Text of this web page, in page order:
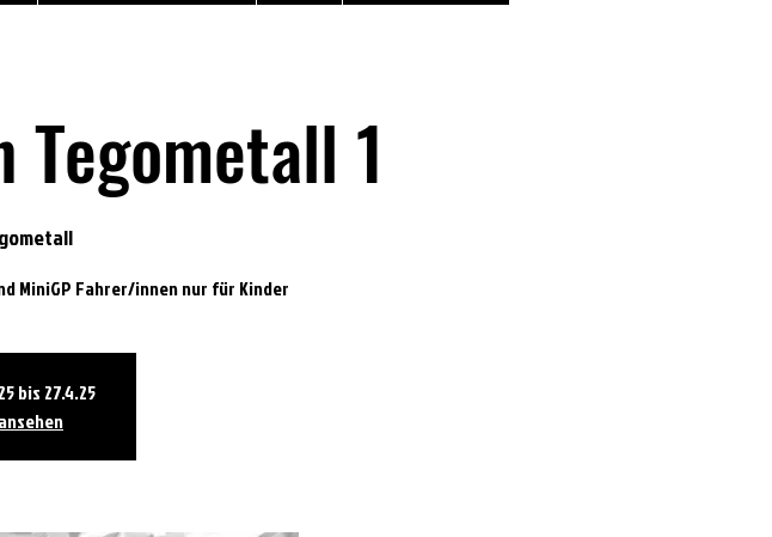
Tegometall 1
MiniGP Fahrer/innen nur für Kinder
bis 27.4.25